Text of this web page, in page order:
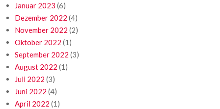
Januar 2023 (6)
Dezember 2022 (4)
November 2022 (2)
Oktober 2022 (1)
September 2022 (3)
August 2022 (1)
Juli 2022 (3)
Juni 2022 (4)
April 2022 (1)